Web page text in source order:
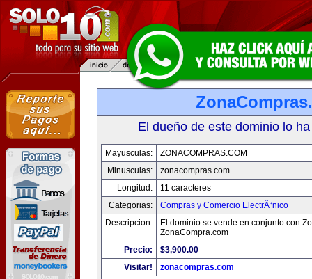
El dueño de este dominio lo
Mayusculas:
ZONACOMPRAS.COM
Minusculas:
zonacompras.com
Longitud:
11 caracteres
Categorias:
Compras y Comercio ElectrÃ³nico
Descripcion:
El dominio se vende en conjunto con
ZonaCompra.com
Precio:
$3,900.00
Visitar!
zonacompras.com